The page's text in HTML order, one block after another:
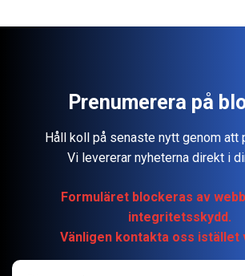
Prenumerera på
Håll koll på senaste nytt genom att
Vi levererar nyheterna direkt i
Formuläret blockeras av
integritetsskydd.
Vänligen kontakta oss istället